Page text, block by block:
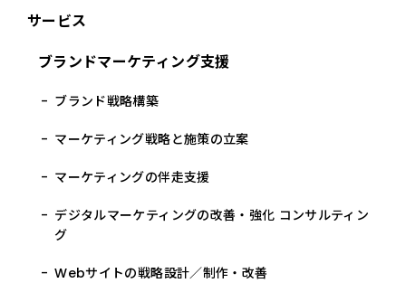
サービス
ブランドマーケティング支援
ブランド戦略構築
マーケティング戦略と施策の立案
マーケティングの伴走支援
デジタルマーケティングの改善・強化 コンサルティン
グ
Webサイトの戦略設計／制作・改善